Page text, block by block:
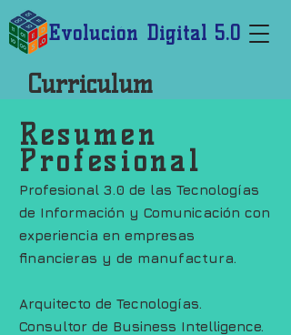
Evolución Digital 5.0
Curriculum
Resumen
Profesional
Profesional 3.0 de las Tecnologías
de Información y Comunicación con
experiencia en empresas
financieras y de manufactura.
Arquitecto de Tecnologías.
Consultor de Business Intelligence.